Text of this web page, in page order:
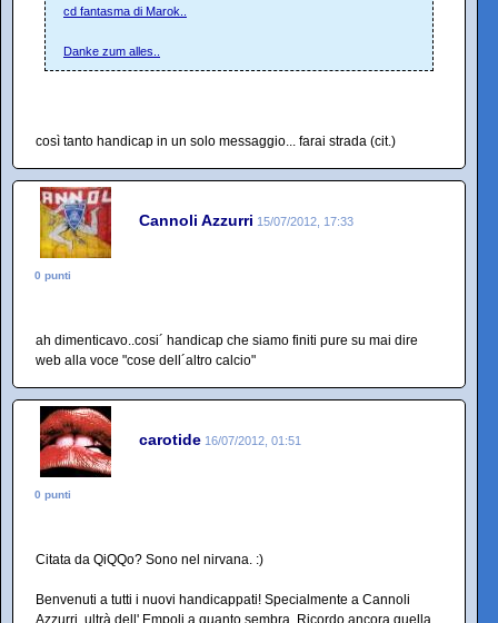
cd fantasma di Marok..
Danke zum alles..
così tanto handicap in un solo messaggio... farai strada (cit.)
Cannoli Azzurri 15/07/2012, 17:33
0 punti
ah dimenticavo..cosi´ handicap che siamo finiti pure su mai dire
web alla voce "cose dell´altro calcio"
carotide 16/07/2012, 01:51
0 punti
Citata da QiQQo? Sono nel nirvana. :)
Benvenuti a tutti i nuovi handicappati! Specialmente a Cannoli
Azzurri, ultrà dell' Empoli a quanto sembra. Ricordo ancora quella